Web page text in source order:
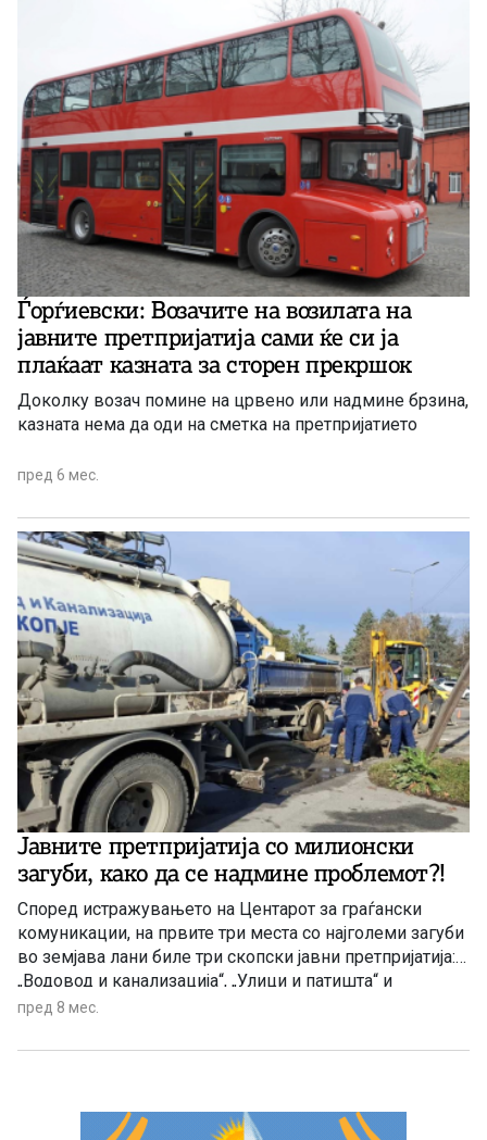
Ѓорѓиевски: Возачите на возилата на
јавните претпријатија сами ќе си ја
плаќаат казната за сторен прекршок
Доколку возач помине на црвено или надмине брзина,
казната нема да оди на сметка на претпријатието
пред 6 мес.
Јавните претпријатија со милионски
загуби, како да се надмине проблемот?!
Според истражувањето на Центарот за граѓански
комуникации, на првите три места со најголеми загуби
во земјава лани биле три скопски јавни претпријатија:
„Водовод и канализација“, „Улици и патишта“ и
„Комунална хигиена“. Само скопски „Водовод“ имал
„Комунална хигиена“ од 1,2 милиони евра.
пред 8 мес.